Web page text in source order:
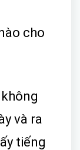
cho
và ra
tiếng